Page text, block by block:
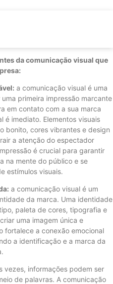
da comunicação visual que
a comunicação visual é uma
primeira impressão marcante
em contato com a sua marca
é imediato. Elementos visuais
bonito, cores vibrantes e design
a atenção do espectador
é crucial para garantir
na mente do público e se
estímulos visuais.
a comunicação visual é um
da marca. Uma identidade
paleta de cores, tipografia e
uma imagem única e
fortalece a conexão emocional
a identificação e a marca da
vezes, informações podem ser
de palavras. A comunicação